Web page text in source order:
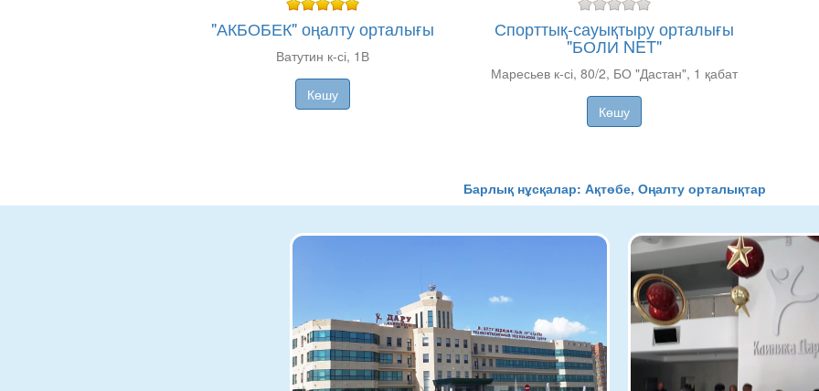
"АКБОБЕК" оңалту орталығы
Ватутин к-сі, 1В
Көшу
Спорттық-сауықтыру орталығы
"БОЛИ NET"
Маресьев к-сі, 80/2, БО "Дастан", 1 қабат
Көшу
Барлық нұсқалар: Ақтөбе, Оңалту орталықтар